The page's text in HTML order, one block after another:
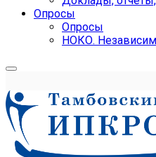
Опросы
Опросы
НОКО.